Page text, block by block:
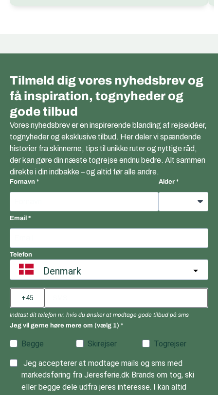
Tilmeld dig vores nyhedsbrev og
få inspiration, tognyheder og
gode tilbud
Vores nyhedsbrev er en inspirerende blanding af rejseidéer,
tognyheder og eksklusive tilbud. Her deler vi spændende
historier fra skinnerne, tips til unikke ruter og nyttige råd,
der kan gøre din næste togrejse endnu bedre. Alt sammen
direkte i din indbakke – og altid før alle andre.
Fornavn Alder
Email
Telefon
Denmark
Indtast dit telefon nr. hvis du ønsker at modtage gode tilbud på sms
Jeg vil gerne høre mere om (vælg 1)
Begge Skirejser Togrejser
Jeg accepterer at modtage mails og sms med
markedsføring fra Jeresferie.dk Brands om tog, ski
eller begge dele udfra jeres interesse. I kan altid